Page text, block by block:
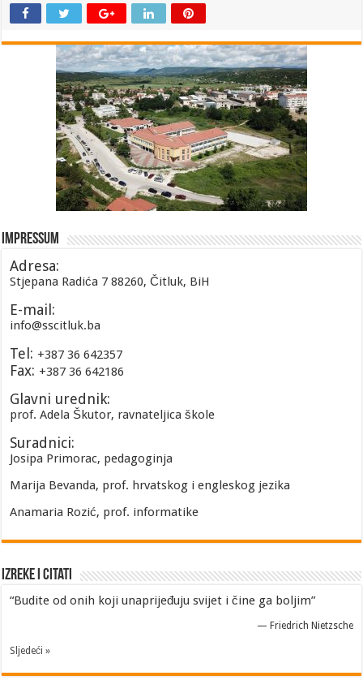
Impressum
Adresa:
Stjepana Radića 7 88260, Čitluk, BiH
E-mail:
info@sscitluk.ba
Tel: +387 36 642357
Fax: +387 36 642186
Glavni urednik:
prof. Adela Škutor, ravnateljica škole
Suradnici:
Josipa Primorac, pedagoginja
Marija Bevanda, prof. hrvatskog i engleskog jezika
Anamaria Rozić, prof. informatike
Izreke i Citati
“Budite od onih koji unaprijeđuju svijet i čine ga boljim”
— Friedrich Nietzsche
Sljedeći »